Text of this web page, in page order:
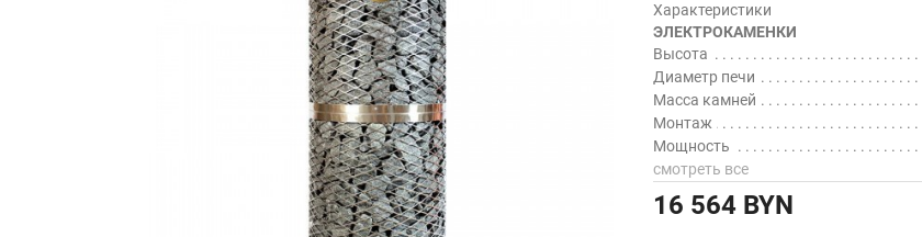
Характеристики
ЭЛЕКТРОКАМЕНКИ
Высота
Диаметр печи
Масса камней
Монтаж
Мощность
смотреть все
16 564 BYN